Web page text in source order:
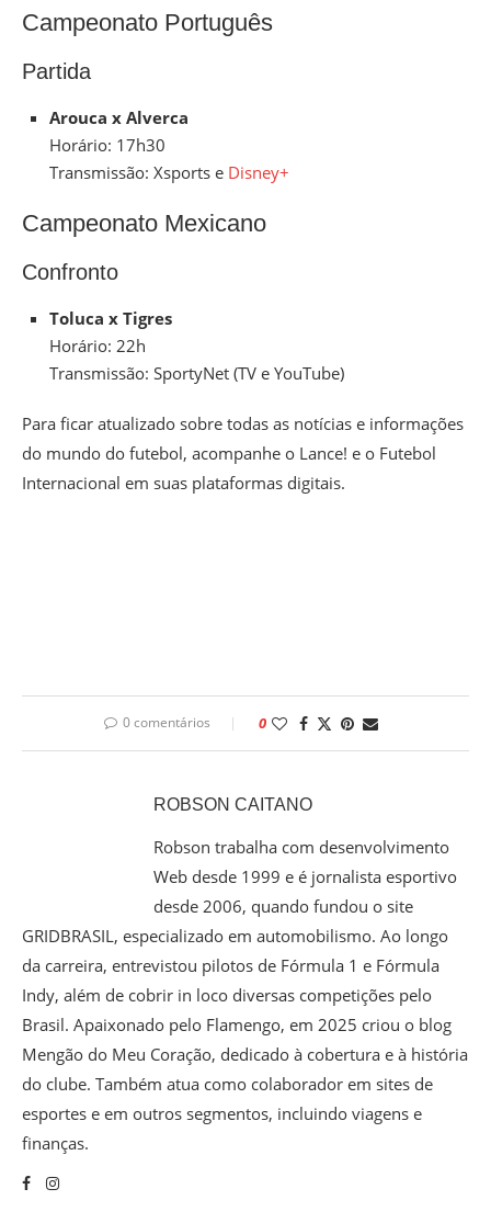
Campeonato Português
Partida
Arouca x Alverca
Horário: 17h30
Transmissão: Xsports e Disney+
Campeonato Mexicano
Confronto
Toluca x Tigres
Horário: 22h
Transmissão: SportyNet (TV e YouTube)
Para ficar atualizado sobre todas as notícias e informações
do mundo do futebol, acompanhe o Lance! e o Futebol
Internacional em suas plataformas digitais.
0 comentários 0
ROBSON CAITANO
Robson trabalha com desenvolvimento
Web desde 1999 e é jornalista esportivo
desde 2006, quando fundou o site
GRIDBRASIL, especializado em automobilismo. Ao longo
da carreira, entrevistou pilotos de Fórmula 1 e Fórmula
Indy, além de cobrir in loco diversas competições pelo
Brasil. Apaixonado pelo Flamengo, em 2025 criou o blog
Mengão do Meu Coração, dedicado à cobertura e à história
do clube. Também atua como colaborador em sites de
esportes e em outros segmentos, incluindo viagens e
finanças.